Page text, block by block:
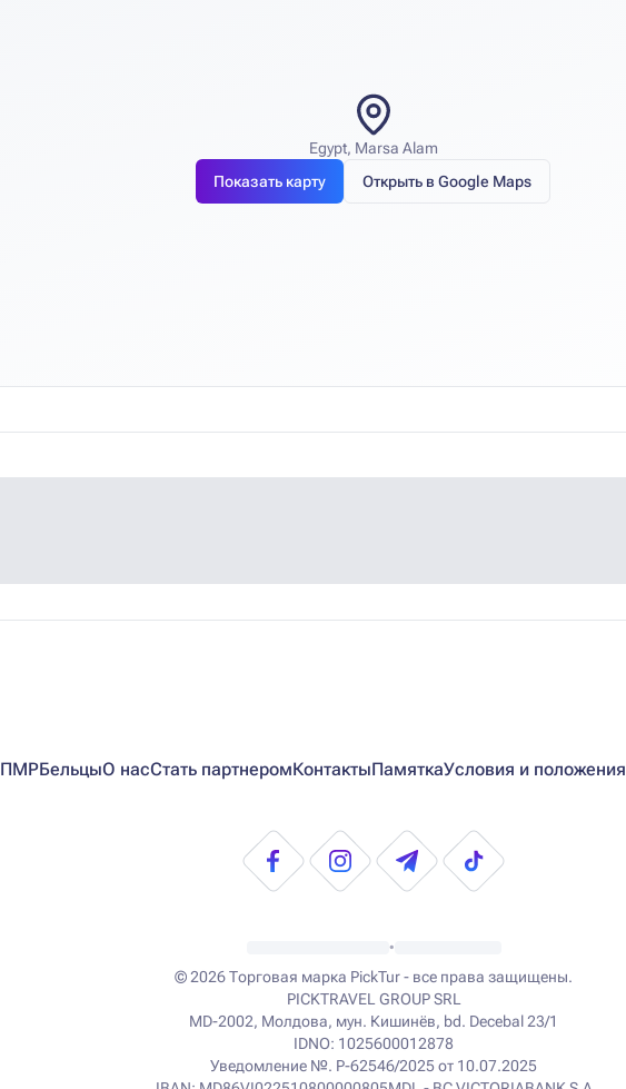
Egypt, Marsa Alam
Показать карту
Открыть в Google Maps
ПМРБельцыО насСтать партнеромКонтактыПамяткаУсловия и положения
•
© 2026Торговая марка PickTur - все права защищены.
PICKTRAVEL GROUP SRL
MD-2002, Молдова, мун. Кишинёв, bd. Decebal 23/1
IDNO: 1025600012878
Уведомление №. P-62546/2025 от 10.07.2025